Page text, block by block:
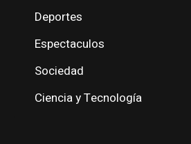
Deportes
Espectaculos
Sociedad
Ciencia y Tecnología